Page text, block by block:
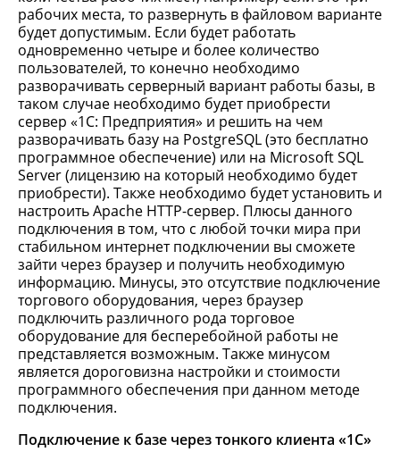
рабочих места, то развернуть в файловом варианте
будет допустимым. Если будет работать
одновременно четыре и более количество
пользователей, то конечно необходимо
разворачивать серверный вариант работы базы, в
таком случае необходимо будет приобрести
сервер «1С: Предприятия» и решить на чем
разворачивать базу на PostgreSQL (это бесплатно
программное обеспечение) или на Microsoft SQL
Server (лицензию на который необходимо будет
приобрести). Также необходимо будет установить и
настроить Apache HTTP-сервер. Плюсы данного
подключения в том, что с любой точки мира при
стабильном интернет подключении вы сможете
зайти через браузер и получить необходимую
информацию. Минусы, это отсутствие подключение
торгового оборудования, через браузер
подключить различного рода торговое
оборудование для бесперебойной работы не
представляется возможным. Также минусом
является дороговизна настройки и стоимости
программного обеспечения при данном методе
подключения.
Подключение к базе через тонкого клиента «1С»